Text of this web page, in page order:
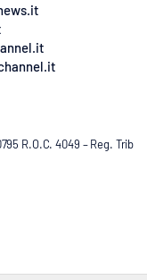
R.O.C. 4049 – Reg. Trib